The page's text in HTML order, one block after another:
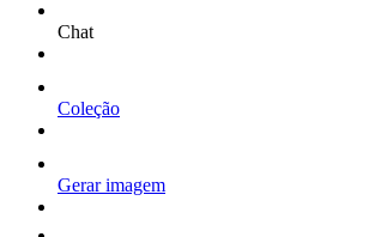
Chat
Coleção
Gerar imagem